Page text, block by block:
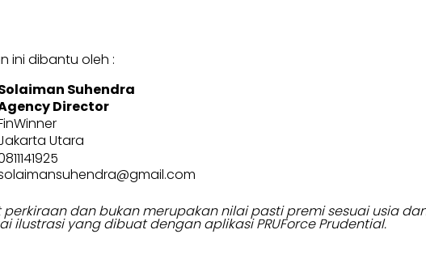
ini dibantu oleh :
Utara
perkiraan dan bukan merupakan nilai pasti premi sesuai usia
ilustrasi yang dibuat dengan aplikasi PRUForce Prudential.
Suhendra
Director